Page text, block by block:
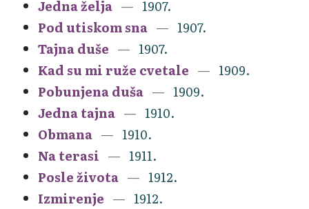
Jedna želja
1907.
Pod utiskom sna
1907.
Tajna duše
1907.
Kad su mi ruže cvetale
1909.
Pobunjena duša
1909.
Jedna tajna
1910.
Obmana
1910.
Na terasi
1911.
Posle života
1912.
Izmirenje
1912.